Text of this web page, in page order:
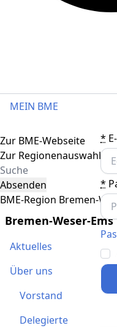
MEIN BME
*
*
Toggle navigation
Zur BME-Webseite
Zur Regionenauswahl
Absenden
BME-Region Bremen-
Bremen-Weser-Ems
Aktuelles
Über uns
Vorstand
Delegierte